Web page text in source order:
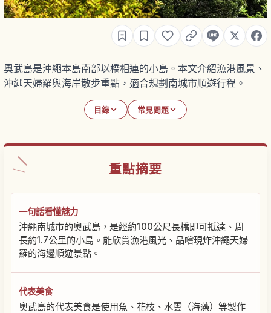
奧武島是沖繩本島南部以橋相連的小島。本文介紹漁港風景、
沖繩天婦羅與海岸散步重點，適合規劃南城市順遊行程。
目錄 常見問題
重點摘要
一句話看懂魅力
沖繩南城市的奧武島，是經約100公尺長橋即可抵達、周
長約1.7公里的小島。能欣賞漁港風光、品嚐現炸沖繩天婦
羅的海邊順遊景點。
代表美食
奧武島的代表美食是使用魚、花枝、水雲（海藻）等製作